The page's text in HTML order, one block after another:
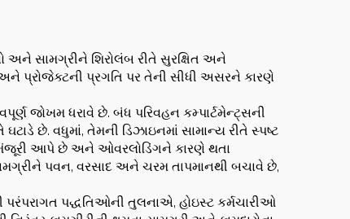
અને સામગ્રીને શિરોલંબ રીતે સુરક્ષિત અને
અને પ્રોજેક્ટની પ્રગતિ પર તેની સીધી અસરને કારણે
જોખમ ધરાવે છે. બંધ પરિવહન કમ્પાર્ટમેન્ટ્સની
છે. વધુમાં, તેમની ડિઝાઇનમાં સામાન્ય રીતે સ્પષ્ટ
મંજૂરી આપે છે અને ઓવરલોડિંગને કારણે થતા
પવન, વરસાદ અને ચરમ તાપમાનથી બચાવે છે,
પરંપરાગત પદ્ધતિઓની તુલનાએ, હોઇસ્ટ કર્મચારીઓ